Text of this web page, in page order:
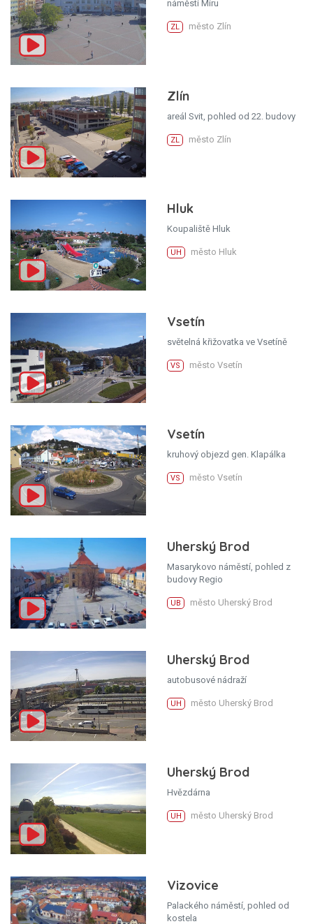
náměstí Míru
ZL město Zlín
Zlín
areál Svit, pohled od 22. budovy
ZL město Zlín
Hluk
Koupaliště Hluk
UH město Hluk
Vsetín
světelná křižovatka ve Vsetíně
VS město Vsetín
Vsetín
kruhový objezd gen. Klapálka
VS město Vsetín
Uherský Brod
Masarykovo náměstí, pohled z
budovy Regio
UB město Uherský Brod
Uherský Brod
autobusové nádraží
UH město Uherský Brod
Uherský Brod
Hvězdárna
UH město Uherský Brod
Vizovice
Palackého náměstí, pohled od
kostela